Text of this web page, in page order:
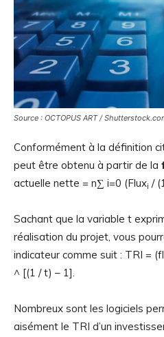
Source : OCTOPUS ART /
Conformément à la définition
peut être obtenu à partir de la
actuelle nette = n∑ i=0 (Fluxi /
Sachant que la variable t
réalisation du projet, vous
indicateur comme suit : TRI =
^ [(1 / t) – 1].
Nombreux sont les logiciels
aisément le TRI d’un